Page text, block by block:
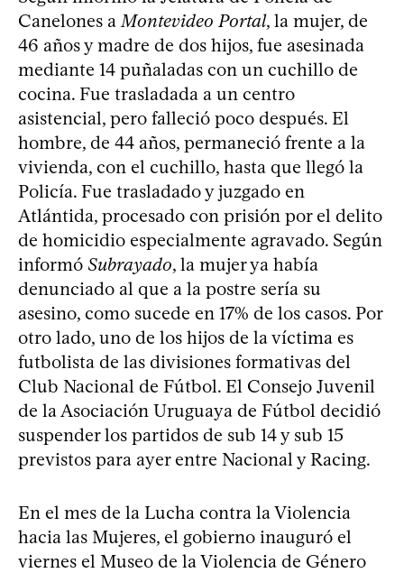
Canelones a Montevideo Portal, la mujer, de
46 años y madre de dos hijos, fue asesinada
mediante 14 puñaladas con un cuchillo de
cocina. Fue trasladada a un centro
asistencial, pero falleció poco después. El
hombre, de 44 años, permaneció frente a la
vivienda, con el cuchillo, hasta que llegó la
Policía. Fue trasladado y juzgado en
Atlántida, procesado con prisión por el delito
de homicidio especialmente agravado. Según
informó Subrayado, la mujer ya había
denunciado al que a la postre sería su
asesino, como sucede en 17% de los casos. Por
otro lado, uno de los hijos de la víctima es
futbolista de las divisiones formativas del
Club Nacional de Fútbol. El Consejo Juvenil
de la Asociación Uruguaya de Fútbol decidió
suspender los partidos de sub 14 y sub 15
previstos para ayer entre Nacional y Racing.
En el mes de la Lucha contra la Violencia
hacia las Mujeres, el gobierno inauguró el
viernes el Museo de la Violencia de Género